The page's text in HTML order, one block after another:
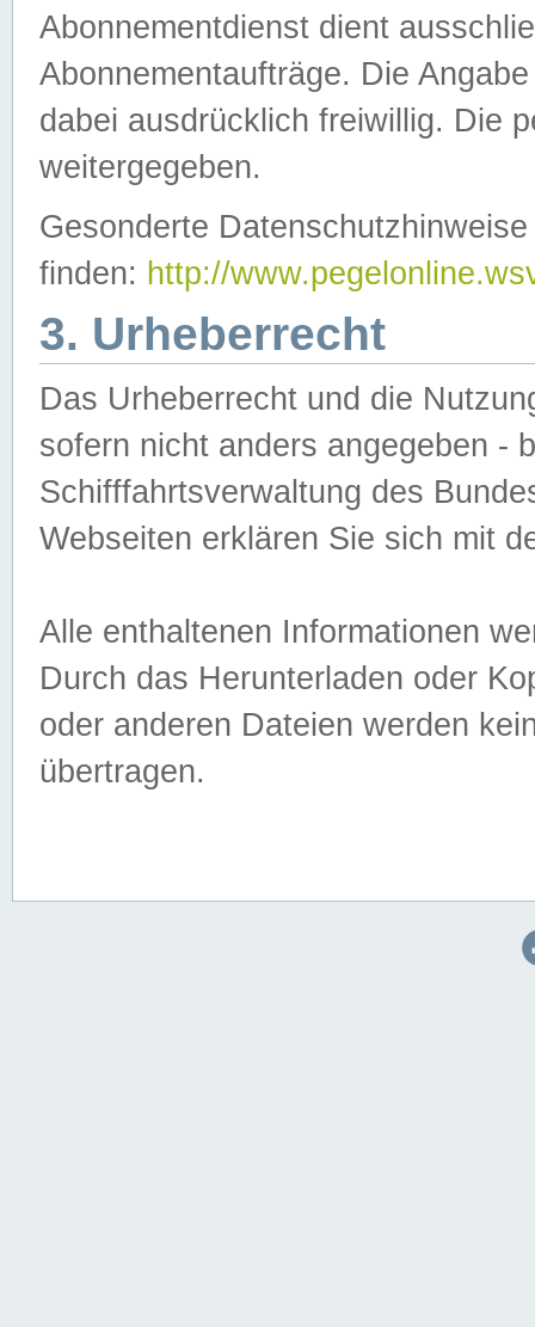
Abonnementdienst dient
Abonnementaufträge. Die
dabei ausdrücklich freiwillig. Die
weitergegeben.
Gesonderte
finden: http://
3. Urheberrecht
Das Urheberrecht und die
sofern nicht anders angegeben -
Schifffahrtsverwaltung des
Webseiten erklären Sie sich mit
Alle enthaltenen Informationen
Durch das Herunterladen oder
oder anderen Dateien werden
übertragen.